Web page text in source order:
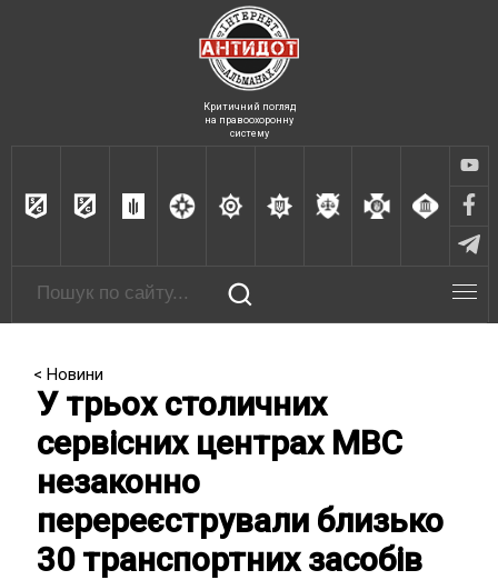
Критичний погляд
на правоохоронну
систему
< Новини
У трьох столичних
сервісних центрах МВС
незаконно
перереєстрували близько
30 транспортних засобів